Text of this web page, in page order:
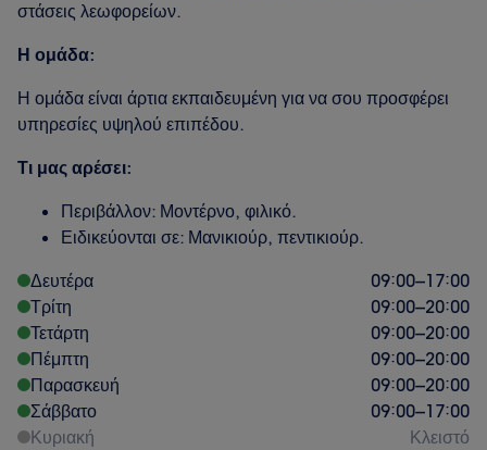
στάσεις λεωφορείων.
Η ομάδα:
Η ομάδα είναι άρτια εκπαιδευμένη για να σου προσφέρει
υπηρεσίες υψηλού επιπέδου.
Τι μας αρέσει:
Περιβάλλον: Μοντέρνο, φιλικό.
Ειδικεύονται σε: Μανικιούρ, πεντικιούρ.
Δευτέρα
09:00–17:00
Τρίτη
09:00–20:00
Τετάρτη
09:00–20:00
Πέμπτη
09:00–20:00
Παρασκευή
09:00–20:00
Σάββατο
09:00–17:00
Κυριακή
Κλειστό